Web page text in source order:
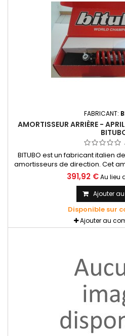
FABRICANT:
AMORTISSEUR ARRIÈRE -
BITUBO est un fabricant italien
amortisseurs de direction. Cet
parfait pour une utilisation
(RS, AF1, Futura,
modification en lieu et place.
l'amortisseur d'origine.
391,92 €Au lieu
Ajouter
Disponible sur
Ajouter au